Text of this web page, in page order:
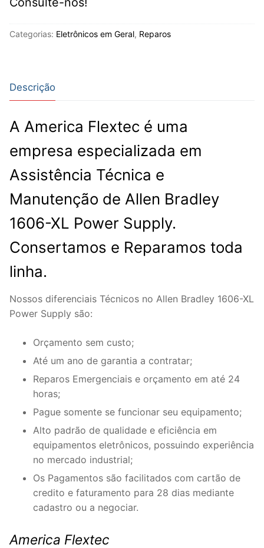
Categorias: Eletrônicos em Geral, Reparos
Descrição
A America Flextec é uma
empresa especializada em
Assistência Técnica e
Manutenção de Allen Bradley
1606-XL Power Supply.
Consertamos e Reparamos toda
linha.
Nossos diferenciais Técnicos no Allen Bradley 1606-XL
Power Supply são:
Orçamento sem custo;
Até um ano de garantia a contratar;
Reparos Emergenciais e orçamento em até 24
horas;
Pague somente se funcionar seu equipamento;
Alto padrão de qualidade e eficiência em
equipamentos eletrônicos, possuindo experiência
no mercado industrial;
Os Pagamentos são facilitados com cartão de
credito e faturamento para 28 dias mediante
cadastro ou a negociar.
America Flextec